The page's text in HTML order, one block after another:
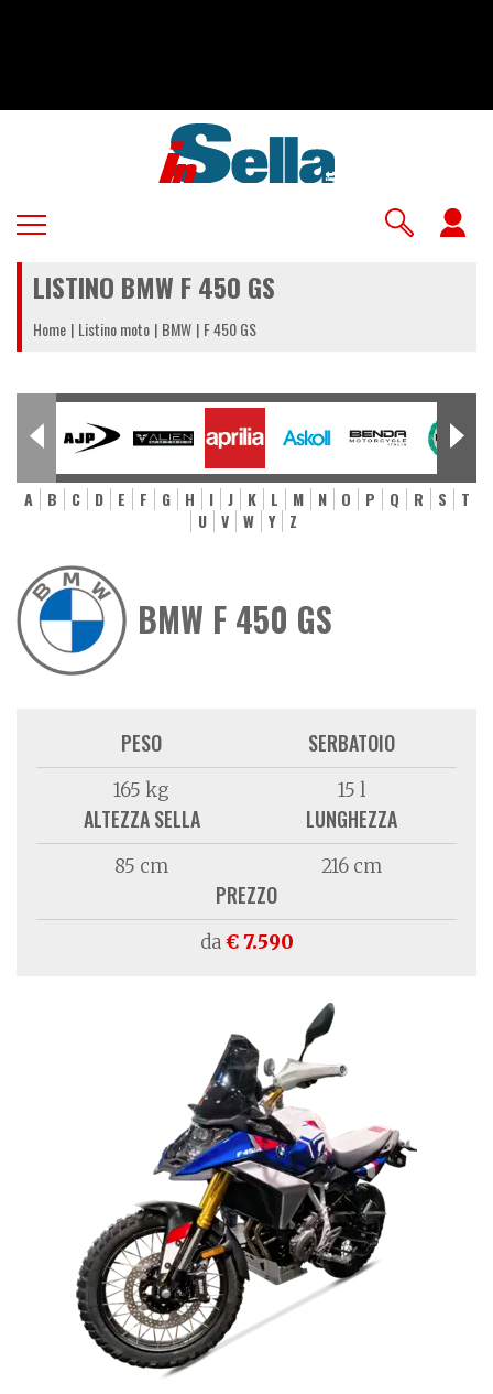
LISTINO BMW F 450 GS
Home Listino moto BMW F 450 GS
A B C D E F G H I J K L M N O P Q R S
T
U
V W Y Z
BMW F 450 GS
PESO
165 kg
SERBATOIO
15 l
ALTEZZA SELLA
85 cm
LUNGHEZZA
216 cm
PREZZO
da€ 7.590